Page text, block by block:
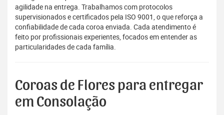
agilidade na entrega. Trabalhamos com protocolos
supervisionados e certificados pela ISO 9001, o que reforça a
confiabilidade de cada coroa enviada. Cada atendimento é
feito por profissionais experientes, focados em entender as
particularidades de cada família.
Coroas de Flores para entregar
em Consolação